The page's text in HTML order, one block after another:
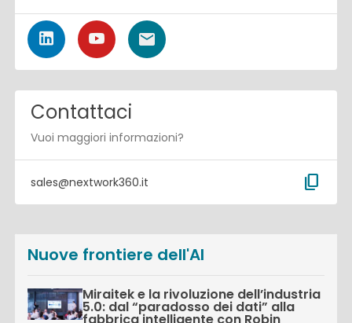
Contattaci
Vuoi maggiori informazioni?
sales@nextwork360.it content_copy
Nuove frontiere dell'AI
Miraitek e la rivoluzione dell’industria
5.0: dal “paradosso dei dati” alla